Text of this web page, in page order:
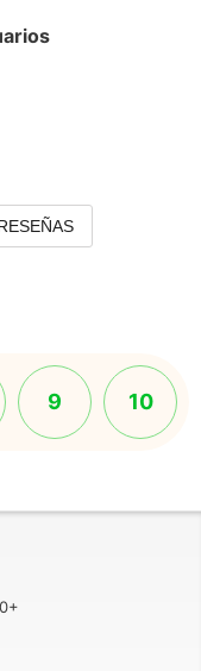
9 10